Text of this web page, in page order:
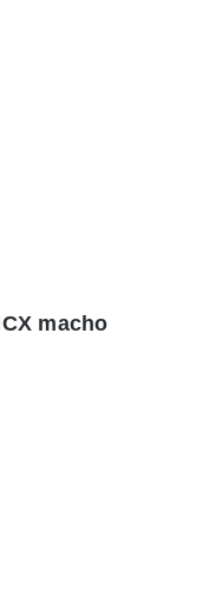
macho